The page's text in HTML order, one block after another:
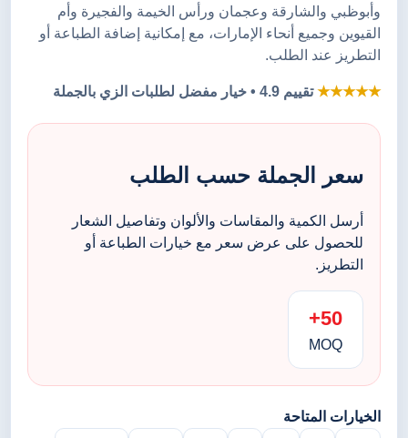
وأبوظبي والشارقة وعجمان ورأس الخيمة والفجيرة وأم
القيوين وجميع أنحاء الإمارات، مع إمكانية إضافة الطباعة أو
التطريز عند الطلب.
★★★★★تقييم 4.9 • خيار مفضل لطلبات الزي بالجملة
سعر الجملة حسب الطلب
أرسل الكمية والمقاسات والألوان وتفاصيل الشعار
للحصول على عرض سعر مع خيارات الطباعة أو
التطريز.
50+
MOQ
الخيارات المتاحة